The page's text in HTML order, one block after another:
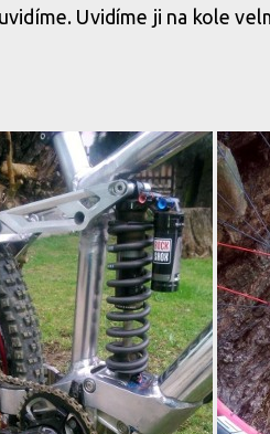
Uvidíme ji na kole